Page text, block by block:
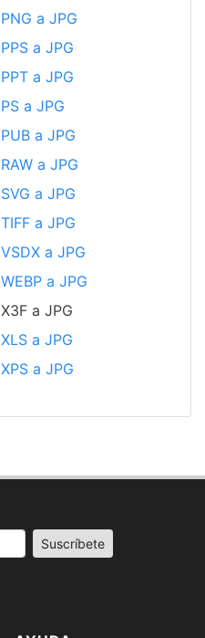
PNG a JPG
PPS a JPG
PPT a JPG
PS a JPG
PUB a JPG
RAW a JPG
SVG a JPG
TIFF a JPG
VSDX a JPG
WEBP a JPG
X3F a JPG
XLS a JPG
XPS a JPG
Suscríbete